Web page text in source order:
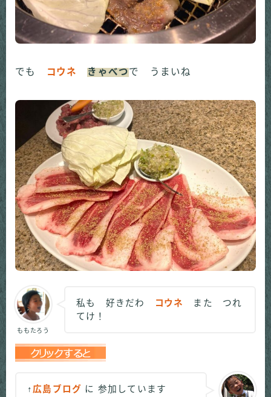
でも コウネ きゃべつで うまいね
ももたろう
私も 好きだわ コウネ
また つれ
てけ！
↑ 広島ブログ に 参加しています